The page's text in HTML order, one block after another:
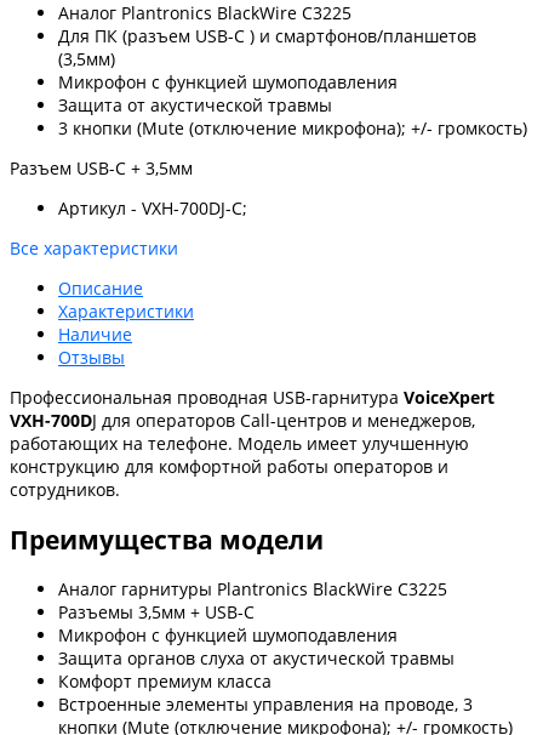
Аналог Plantronics BlackWire C3225
Для ПК (разъем USB-C ) и смартфонов/планшетов
(3,5мм)
Микрофон с функцией шумоподавления
Защита от акустической травмы
3 кнопки (Mute (отключение микрофона); +/- громкость)
Разъем USB-C + 3,5мм
Артикул - VXH-700DJ-C;
Все характеристики
Описание
Характеристики
Наличие
Отзывы
Профессиональная проводная USB-гарнитура VoiceXpert
VXH-700DJ для операторов Call-центров и менеджеров,
работающих на телефоне. Модель имеет улучшенную
конструкцию для комфортной работы операторов и
сотрудников.
Преимущества модели
Аналог гарнитуры Plantronics BlackWire C3225
Разъемы 3,5мм + USB-C
Микрофон с функцией шумоподавления
Защита органов слуха от акустической травмы
Комфорт премиум класса
Встроенные элементы управления на проводе, 3
кнопки (Mute (отключение микрофона); +/- громкость)